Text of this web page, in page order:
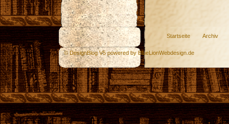
Startseite Archiv
© DesignBlog V5 powered by BlueLionWebdesign.de